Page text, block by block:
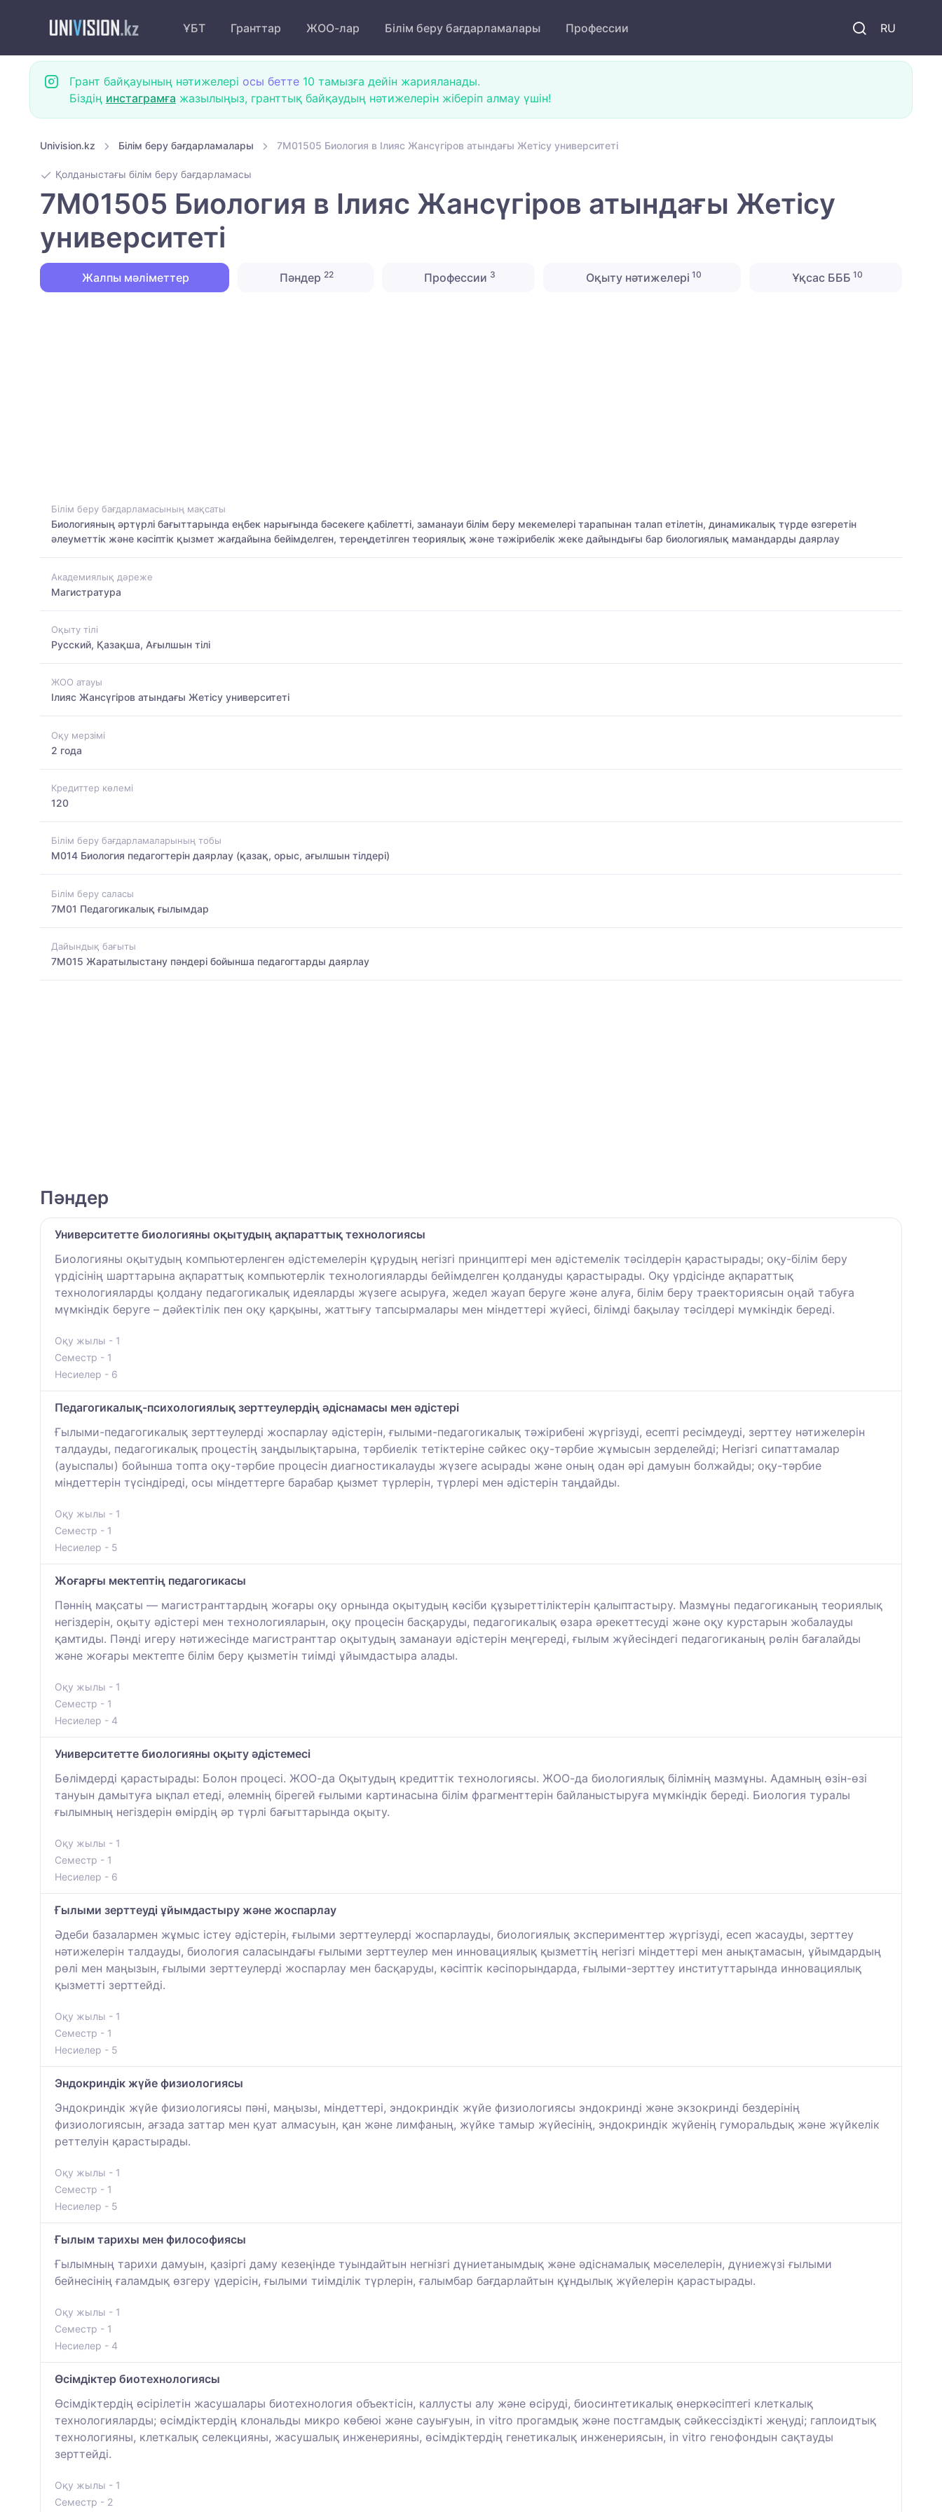
RU
ҰБТ Гранттар ЖОО-лар Білім беру бағдарламалары Профессии
Грант байқауының нәтижелері осы бетте 10 тамызға дейін жарияланады.
Біздің инстаграмға жазылыңыз, гранттық байқаудың нәтижелерін жіберіп алмау үшін!
Univision.kz Білім беру бағдарламалары 7M01505 Биология в Ілияс Жансүгіров атындағы Жетісу университеті
Қолданыстағы білім беру бағдарламасы
7M01505 Биология в Ілияс Жансүгіров атындағы Жетісу
университеті
Жалпы мәліметтер Пәндер22 Профессии 3 Оқыту нәтижелері 10 Ұқсас БББ 10
Білім беру бағдарламасының мақсаты
Биологияның әртүрлі бағыттарында еңбек нарығында бәсекеге қабілетті, заманауи білім беру мекемелері тарапынан талап етілетін, динамикалық түрде өзгеретін
әлеуметтік және кәсіптік қызмет жағдайына бейімделген, тереңдетілген теориялық және тәжірибелік жеке дайындығы бар биологиялық мамандарды даярлау
Академиялық дәреже
Магистратура
Оқыту тілі
Русский, Қазақша, Ағылшын тілі
ЖОО атауы
Ілияс Жансүгіров атындағы Жетісу университеті
Оқу мерзімі
2 года
Кредиттер көлемі
120
Білім беру бағдарламаларының тобы
M014 Биология педагогтерін даярлау (қазақ, орыс, ағылшын тілдері)
Білім беру саласы
7M01 Педагогикалық ғылымдар
Дайындық бағыты
7M015 Жаратылыстану пәндері бойынша педагогтарды даярлау
Пәндер
Университетте биологияны оқытудың ақпараттық технологиясы
Биологияны оқытудың компьютерленген әдістемелерін құрудың негізгі принциптері мен әдістемелік тәсілдерін қарастырады; оқу-білім беру
үрдісінің шарттарына ақпараттық компьютерлік технологияларды бейімделген қолдануды қарастырады. Оқу үрдісінде ақпараттық
технологияларды қолдану педагогикалық идеяларды жүзеге асыруға, жедел жауап беруге және алуға, білім беру траекториясын оңай табуға
мүмкіндік беруге – дәйектілік пен оқу қарқыны, жаттығу тапсырмалары мен міндеттері жүйесі, білімді бақылау тәсілдері мүмкіндік береді.
Оқу жылы - 1
Семестр - 1
Несиелер - 6
Педагогикалық-психологиялық зерттеулердің әдіснамасы мен әдістері
Ғылыми-педагогикалық зерттеулерді жоспарлау әдістерін, ғылыми-педагогикалық тәжірибені жүргізуді, есепті ресімдеуді, зерттеу нәтижелерін
талдауды, педагогикалық процестің заңдылықтарына, тәрбиелік тетіктеріне сәйкес оқу-тәрбие жұмысын зерделейді; Негізгі сипаттамалар
(ауыспалы) бойынша топта оқу-тәрбие процесін диагностикалауды жүзеге асырады және оның одан әрі дамуын болжайды; оқу-тәрбие
міндеттерін түсіндіреді, осы міндеттерге барабар қызмет түрлерін, түрлері мен әдістерін таңдайды.
Оқу жылы - 1
Семестр - 1
Несиелер - 5
Жоғарғы мектептің педагогикасы
Пәннің мақсаты — магистранттардың жоғары оқу орнында оқытудың кәсіби құзыреттіліктерін қалыптастыру. Мазмұны педагогиканың теориялық
негіздерін, оқыту әдістері мен технологияларын, оқу процесін басқаруды, педагогикалық өзара әрекеттесуді және оқу курстарын жобалауды
қамтиды. Пәнді игеру нәтижесінде магистранттар оқытудың заманауи әдістерін меңгереді, ғылым жүйесіндегі педагогиканың рөлін бағалайды
және жоғары мектепте білім беру қызметін тиімді ұйымдастыра алады.
Оқу жылы - 1
Семестр - 1
Несиелер - 4
Университетте биологияны оқыту әдістемесі
Бөлімдерді қарастырады: Болон процесі. ЖОО-да Оқытудың кредиттік технологиясы. ЖОО-да биологиялық білімнің мазмұны. Адамның өзін-өзі
тануын дамытуға ықпал етеді, әлемнің бірегей ғылыми картинасына білім фрагменттерін байланыстыруға мүмкіндік береді. Биология туралы
ғылымның негіздерін өмірдің әр түрлі бағыттарында оқыту.
Оқу жылы - 1
Семестр - 1
Несиелер - 6
Ғылыми зерттеуді ұйымдастыру және жоспарлау
Әдеби базалармен жұмыс істеу әдістерін, ғылыми зерттеулерді жоспарлауды, биологиялық эксперименттер жүргізуді, есеп жасауды, зерттеу
нәтижелерін талдауды, биология саласындағы ғылыми зерттеулер мен инновациялық қызметтің негізгі міндеттері мен анықтамасын, ұйымдардың
рөлі мен маңызын, ғылыми зерттеулерді жоспарлау мен басқаруды, кәсіптік кәсіпорындарда, ғылыми-зерттеу институттарында инновациялық
қызметті зерттейді.
Оқу жылы - 1
Семестр - 1
Несиелер - 5
Эндокриндік жүйе физиологиясы
Эндокриндік жүйе физиологиясы пәні, маңызы, міндеттері, эндокриндік жүйе физиологиясы эндокринді және экзокринді бездерінің
физиологиясын, ағзада заттар мен қуат алмасуын, қан және лимфаның, жүйке тамыр жүйесінің, эндокриндік жүйенің гуморальдық және жүйкелік
реттелуін қарастырады.
Оқу жылы - 1
Семестр - 1
Несиелер - 5
Ғылым тарихы мен философиясы
Ғылымның тарихи дамуын, қазіргі даму кезеңінде туындайтын негнізгі дүниетанымдық және әдіснамалық мәселелерін, дүниежүзі ғылыми
бейнесінің ғаламдық өзгеру үдерісін, ғылыми тиімділік түрлерін, ғалымбар бағдарлайтын құндылық жүйелерін қарастырады.
Оқу жылы - 1
Семестр - 1
Несиелер - 4
Өсімдіктер биотехнологиясы
Өсімдіктердің өсірілетін жасушалары биотехнология объектісін, каллусты алу және өсіруді, биосинтетикалық өнеркәсіптегі клеткалық
технологияларды; өсімдіктердің клональды микро көбеюі және сауығуын, in vitro прогамдық және постгамдық сәйкессіздікті жеңуді; гаплоидтық
технологияны, клеткалық селекцияны, жасушалық инженерияны, өсімдіктердің генетикалық инженериясын, in vitro генофондын сақтауды
зерттейді.
Оқу жылы - 1
Семестр - 2